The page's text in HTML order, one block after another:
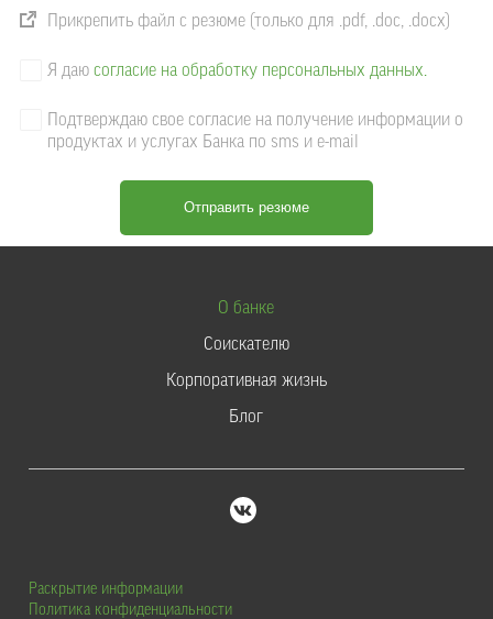
Прикрепить файл с резюме (только для .pdf, .doc, .docx)
Я даю согласие на обработку персональных данных.
Подтверждаю свое согласие на получение информации о
продуктах и услугах Банка по sms и e-mail
О банке
Соискателю
Корпоративная жизнь
Блог
Раскрытие информации
Политика конфиденциальности